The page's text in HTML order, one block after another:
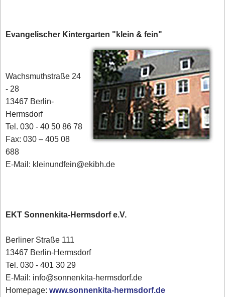
Evangelischer Kintergarten "klein & fein"
Wachsmuthstraße 24
- 28
13467 Berlin-
Hermsdorf
Tel. 030 - 40 50 86 78
Fax: 030 – 405 08
688
E-Mail: kleinundfein@ekibh.de
EKT Sonnenkita-Hermsdorf e.V.
Berliner Straße 111
13467 Berlin-Hermsdorf
Tel. 030 - 401 30 29
E-Mail: info@sonnenkita-hermsdorf.de
Homepage:www.sonnenkita-hermsdorf.de